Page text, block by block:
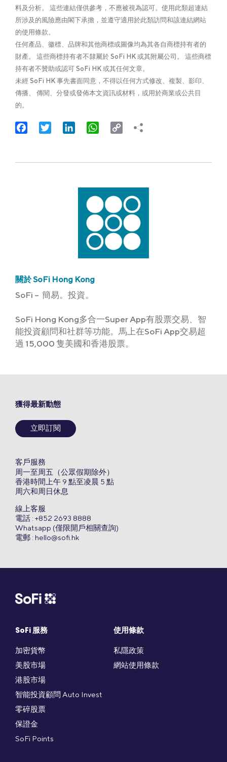
料及分析。 這些連結僅供參考，不應被視為認可。使用此類超連結
所涉及的風險應由閣下承擔，並遵守適用於此類訪問和該連結網站
的使用條款。
任何產品、徽標、品牌和其他商標或圖像均為其各自商標持有者的
財產。 這些商標持有者不隸屬於 SoFi HK 或其附屬公司。 這些商標
持有者不贊助或認可 SoFi HK 或其任何文章。
未經 SoFi HK 事先書面同意，不得以任何方式修改、複製、影印、
傳播、 傳閱、分發或發佈本文資訊或材料，或用於商業或公共目
的。
FacebookTwitter LinkedInWhatsApp
Copy
關於 SoFi Hong Kong
SoFi – 簡易。投資。
SoFi Hong Kong多合一Super App有股票交易、智
能投資顧問和社群等功能。馬上在SoFi App交易超
過 15,000 隻美國和香港股票。
SoFi 服務
加密貨幣
美股市場
港股市場
智能投資顧問 Auto Invest
零碎股票
保證金
SoFi Points
使用條款
私隱政策
網站使用條款
獲得最新動態
立即訂閱
客戶服務
周一至周五（公眾假期除外）
香港時間上午 9 點至凌晨 5 點
周六和周日休息
線上客服
電話 : +852 2693 8888
Whatsapp (僅限開戶相關查詢)
電郵 : hello@sofi.hk